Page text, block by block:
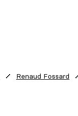
Renaud Fossard